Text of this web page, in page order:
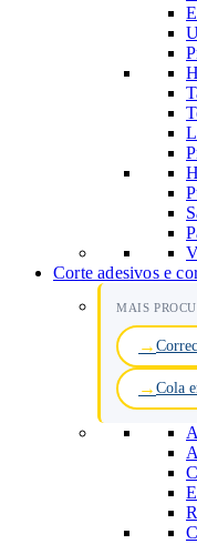
Corte adesivos e
MAIS
Cola